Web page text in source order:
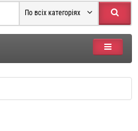
По всіх категоріях